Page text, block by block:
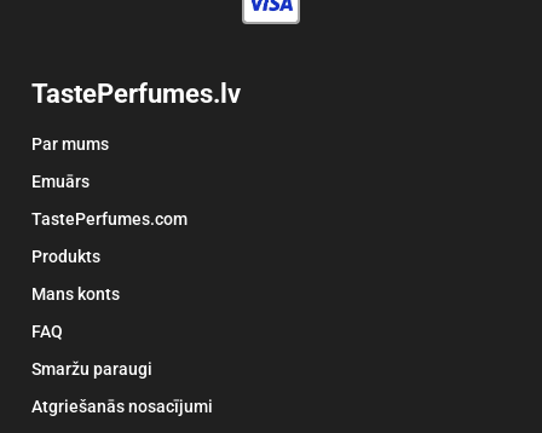
TastePerfumes.lv
Par mums
Emuārs
TastePerfumes.com
Produkts
Mans konts
FAQ
Smaržu paraugi
Atgriešanās nosacījumi